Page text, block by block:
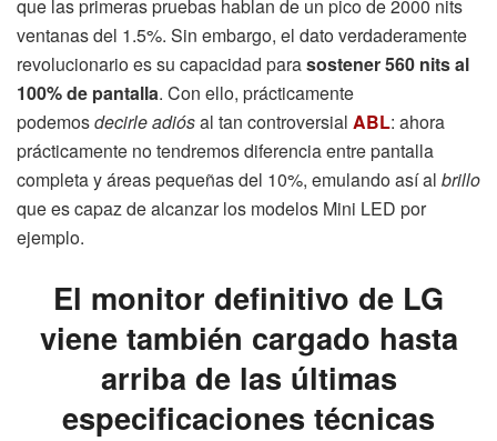
que las primeras pruebas hablan de un pico de 2000 nits
ventanas del 1.5%. Sin embargo, el dato verdaderamente
revolucionario es su capacidad parasostener 560 nits al
100% de pantalla. Con ello, prácticamente
podemosdecirle adiósal tan controversial ABL: ahora
prácticamente no tendremos diferencia entre pantalla
completa y áreas pequeñas del 10%, emulando así al brillo
que es capaz de alcanzar los modelos Mini LED por
ejemplo.
El monitor definitivo de LG
viene también cargado hasta
arriba de las últimas
especificaciones técnicas